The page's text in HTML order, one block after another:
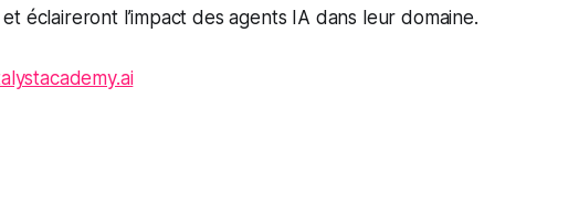
éclaireront l’impact des agents IA dans leur domaine.